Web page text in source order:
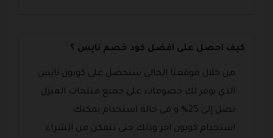
كيف احصل على افضل كود خصم نايس ؟
من خلال موقعنا الحالي ستحصل على كوبون نايس
الذي يوفر لك خصومات على جميع منتجات المنزل
تصل إلى 25% و في حالة استخدام يمكنك
استخدام كوبون اخر وذلك حتى تتمكن من الشراء